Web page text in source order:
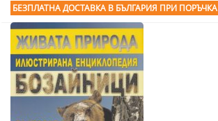
БЕЗПЛАТНА ДОСТАВКА В БЪЛГАРИЯ ПРИ ПОРЪЧКА